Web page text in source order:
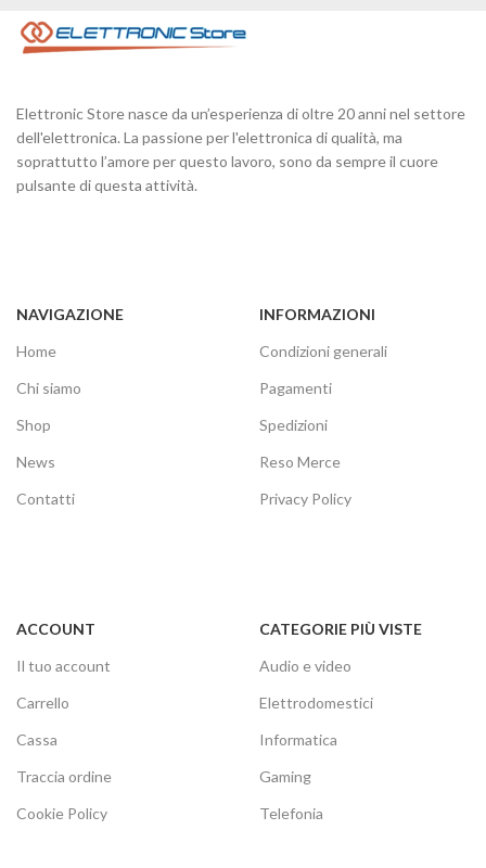
Elettronic Store nasce da un’esperienza di oltre 20 anni nel settore
dell'elettronica. La passione per l'elettronica di qualità, ma
soprattutto l’amore per questo lavoro, sono da sempre il cuore
pulsante di questa attività.
NAVIGAZIONE
Home
Chi siamo
Shop
News
Contatti
INFORMAZIONI
Condizioni generali
Pagamenti
Spedizioni
Reso Merce
Privacy Policy
ACCOUNT
Il tuo account
Carrello
Cassa
Traccia ordine
Cookie Policy
CATEGORIE PIÙ VISTE
Audio e video
Elettrodomestici
Informatica
Gaming
Telefonia